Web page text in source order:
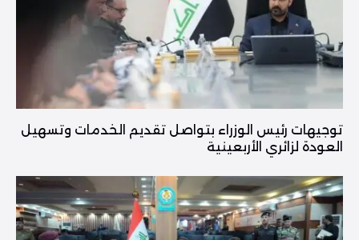
توجيهات رئيس الوزراء بتواصل تقديم الخدمات وتسهيل
العودة لزائري الأربعينية